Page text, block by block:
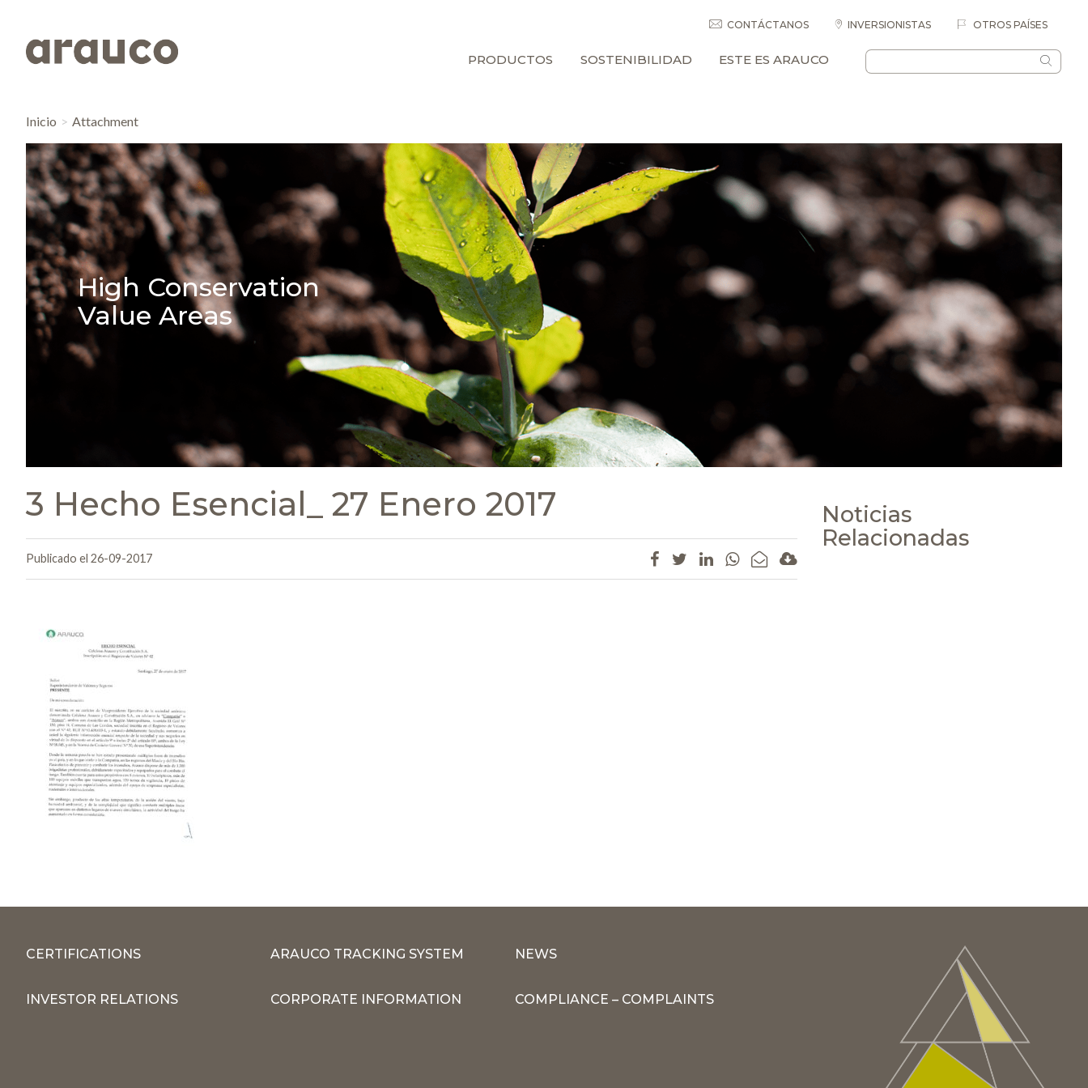
CONTÁCTANOS INVERSIONISTAS OTROS PAÍSES
PRODUCTOS SOSTENIBILIDAD ESTE ES ARAUCO
Inicio Attachment
High Conservation
Value Areas
3 Hecho Esencial_ 27 Enero 2017
Publicado el 26-09-2017
Noticias
Relacionadas
CERTIFICATIONS ARAUCO TRACKING SYSTEM NEWS
INVESTOR RELATIONS CORPORATE INFORMATION COMPLIANCE – COMPLAINTS